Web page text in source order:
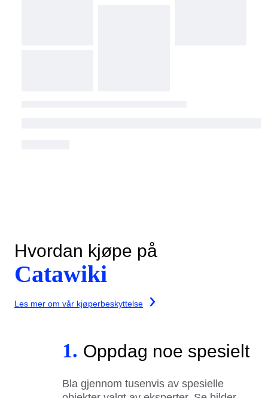
Hvordan kjøpe på
Catawiki
Les mer om vår kjøperbeskyttelse
1. Oppdag noe spesielt
Bla gjennom tusenvis av spesielle